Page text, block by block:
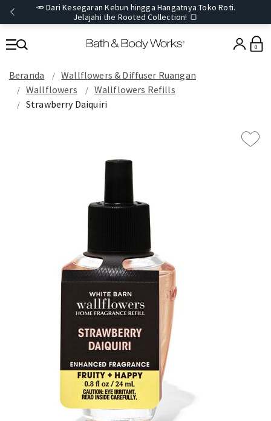
🥕 Dari Kesegaran Kebun hingga Hangatnya Toko Roti.
Jelajahi the Rooted Collection! 🍞
0
Beranda
Wallflowers & Diffuser Ruangan
Wallflowers
Wallflowers Refills
Strawberry Daiquiri